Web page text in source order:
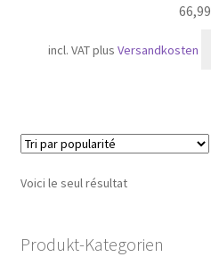
66,99
incl. VATplusVersandkosten
Voici le seul résultat
Produkt-Kategorien